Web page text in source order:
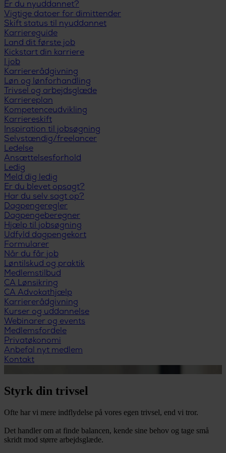
Er du nyuddannet?
Vigtige datoer for dimittender
Skift status til nyuddannet
Karriereguide
Land dit første job
Kickstart din karriere
I job
Karriererådgivning
Løn og lønforhandling
Trivsel og arbejdsglæde
Karriereplan
Kompetenceudvikling
Karriereskift
Inspiration til jobsøgning
Selvstændig/freelancer
Ledelse
Ansættelsesforhold
Ledig
Meld dig ledig
Er du blevet opsagt?
Har du selv sagt op?
Dagpengeregler
Dagpengeberegner
Hjælp til jobsøgning
Udfyld dagpengekort
Formularer
Når du får job
Løntilskud og praktik
Medlemstilbud
CA Lønsikring
CA Advokathjælp
Karriererådgivning
Kurser og uddannelse
Webinarer og events
Medlemsfordele
Privatøkonomi
Anbefal nyt medlem
Kontakt
Styrk din trivsel
Ofte har vi mere indflydelse på vores egen trivsel, end vi tror.
Det handler om at finde balancen, kende sine behov og tage små
skridt mod større arbejdsglæde.